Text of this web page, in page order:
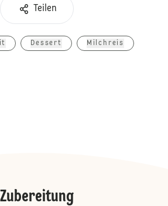
Teilen
Dessert Milchreis
Zubereitung